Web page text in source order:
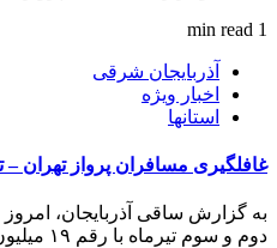
1 min read
آذربایجان شرقی
اخبار ویژه
استانها
غافلگیری مسافران پرواز تهران
به گزارش ساقی آذربایجان، امروز
دوم و سوم تیرماه با رقم ۱۹ میلیون و ۹۹۰...